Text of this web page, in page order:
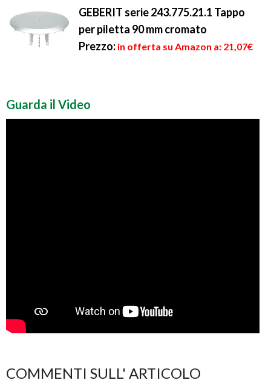
GEBERIT serie 243.775.21.1 Tappo
per piletta 90 mm cromato
Prezzo: in offerta su Amazon a: 21,07€
Guarda il Video
COMMENTI SULL' ARTICOLO